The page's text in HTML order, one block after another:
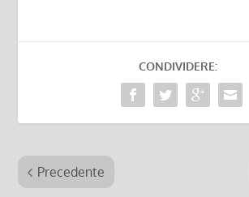
CONDIVIDERE:
Precedente